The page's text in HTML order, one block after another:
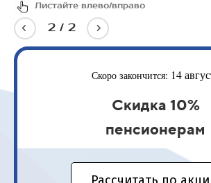
Листайте влево/вправо
2/ 2
Скоро закончится: 14
Скидка 10%
пенсионерам